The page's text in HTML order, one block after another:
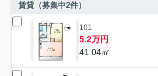
賃貸（募集中2件）
101
5.2万円
41.04㎡